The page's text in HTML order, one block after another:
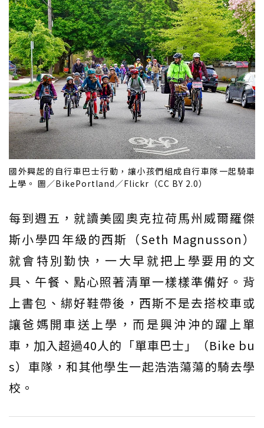
國外興起的自行車巴士行動，讓小孩們組成自行車隊一起騎車
上學。 圖／BikePortland／Flickr（CC BY 2.0）
每到週五，就讀美國奧克拉荷馬州威爾羅傑
斯小學四年級的西斯（Seth Magnusson）
就會特別勤快，一大早就把上學要用的文
具、午餐、點心照著清單一樣樣準備好。背
上書包、綁好鞋帶後，西斯不是去搭校車或
讓爸媽開車送上學，而是興沖沖的躍上單
車，加入超過40人的「單車巴士」（Bike bu
s）車隊，和其他學生一起浩浩蕩蕩的騎去學
校。